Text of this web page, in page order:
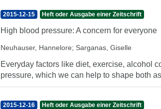
2015-12-15 Heft oder Ausgabe einer Zeitschrift
High blood pressure: A concern for everyone
Neuhauser, Hannelore; Sarganas, Giselle
Everyday factors like diet, exercise, alcohol
pressure, which we can help to shape both
2015-12-16 Heft oder Ausgabe einer Zeitschrift